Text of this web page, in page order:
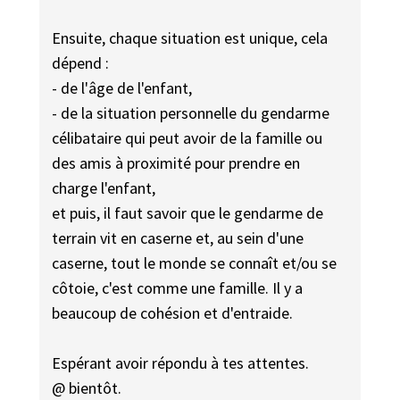
Ensuite, chaque situation est unique, cela
dépend :
- de l'âge de l'enfant,
- de la situation personnelle du gendarme
célibataire qui peut avoir de la famille ou
des amis à proximité pour prendre en
charge l'enfant,
et puis, il faut savoir que le gendarme de
terrain vit en caserne et, au sein d'une
caserne, tout le monde se connaît et/ou se
côtoie, c'est comme une famille. Il y a
beaucoup de cohésion et d'entraide.
Espérant avoir répondu à tes attentes.
@ bientôt.